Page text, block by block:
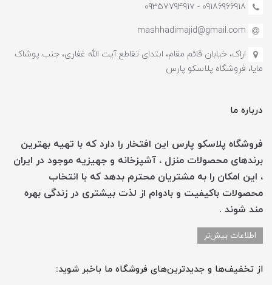
09186966918 - 0935779491۷
mashhadimajid@gmail.com
اراک، خیابان قائم مقام، ابتدای تقاطع آیت الله غفاری، جنب پوشاک
مایا، فروشگاه پلاسکو پارس
درباره ما
فروشگاه پلاسکو پارس این افتخار را دارد که با تهیه بهترین
برندهای محصولات منزل ، آشپزخانه و جهیزیه موجود در ایران
، این امکان را به مشتریان محترم بدهد که با انتخاب
محصولات باکیفیت و بادوام از لذت بیشتری در زندگی بهره
مند شوند .
اطلاعات بیش‌تر
از تخفیف‌ها و جدیدترین‌های فروشگاه ما باخبر شوید: